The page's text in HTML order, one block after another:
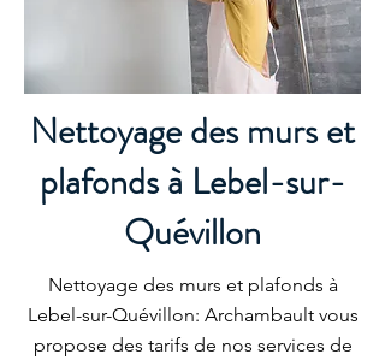
Nettoyage des murs et
plafonds à Lebel-sur-
Quévillon
Nettoyage des murs et plafonds à
Lebel-sur-Quévillon: Archambault vous
propose des tarifs de nos services de